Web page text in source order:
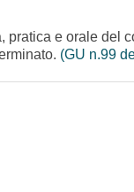
pratica e orale del
(GU n.99